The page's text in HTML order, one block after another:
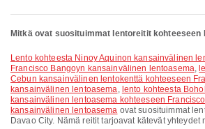
Mitkä ovat suosituimmat lentoreitit kohteeseen
lento kohteesta Ninoy Aquinon kansainvälinen lentoasema kohteeseen
Francisco Bangoyn kansainvälinen lentoasema,
Cebun kansainvälinen lentokenttä kohteeseen
kansainvälinen lentoasema, lento kohteesta
kansainvälinen lentoasema kohteeseen
kansainvälinen lentoasema ovat suosituimmat
Davao City. Nämä reitit tarjoavat kätevät yhteydet